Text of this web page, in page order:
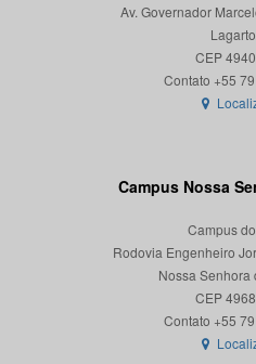
Av. Governador
CEP
Campus Nossa
Campus
Rodovia Engenheiro
Nossa Senhora
CEP